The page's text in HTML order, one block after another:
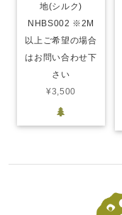
地(シルク)
NHBS002 ※2M
以上ご希望の場合
はお問い合わせ下
さい
¥3,500